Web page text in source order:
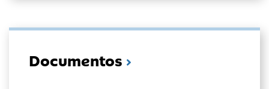
Documentos